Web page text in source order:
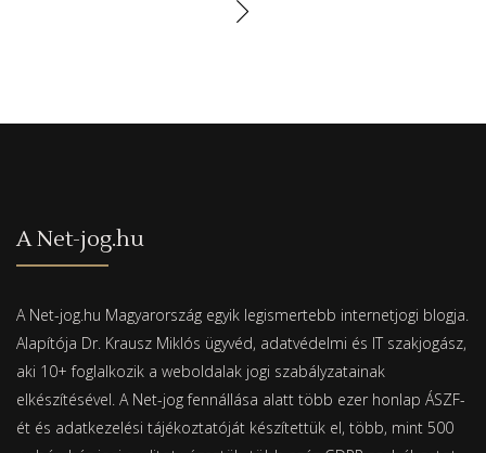
A Net-jog.hu
A Net-jog.hu Magyarország egyik legismertebb internetjogi blogja.
Alapítója Dr. Krausz Miklós ügyvéd, adatvédelmi és IT szakjogász,
aki 10+ foglalkozik a weboldalak jogi szabályzatainak
elkészítésével. A Net-jog fennállása alatt több ezer honlap ÁSZF-
ét és adatkezelési tájékoztatóját készítettük el, több, mint 500